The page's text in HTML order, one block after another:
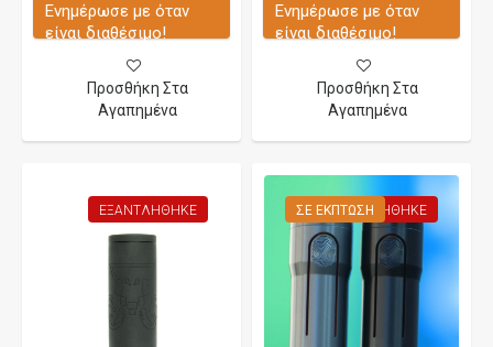
Ενημέρωσε με όταν
είναι διαθέσιμο!
Προσθήκη Στα
Αγαπημένα
Ενημέρωσε με όταν
είναι διαθέσιμο!
Προσθήκη Στα
Αγαπημένα
ΕΞΑΝΤΛΉΘΗΚΕ ΕΞΑΝΤΛΉΘΗΚΕ
ΣΕ ΈΚΠΤΩΣΗ